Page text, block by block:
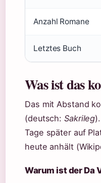
Anzahl Romane
Letztes Buch
Was ist das
Das mit Abstand
(deutsch:Sakrileg
Tage später auf
heute anhält
Warum ist der Da